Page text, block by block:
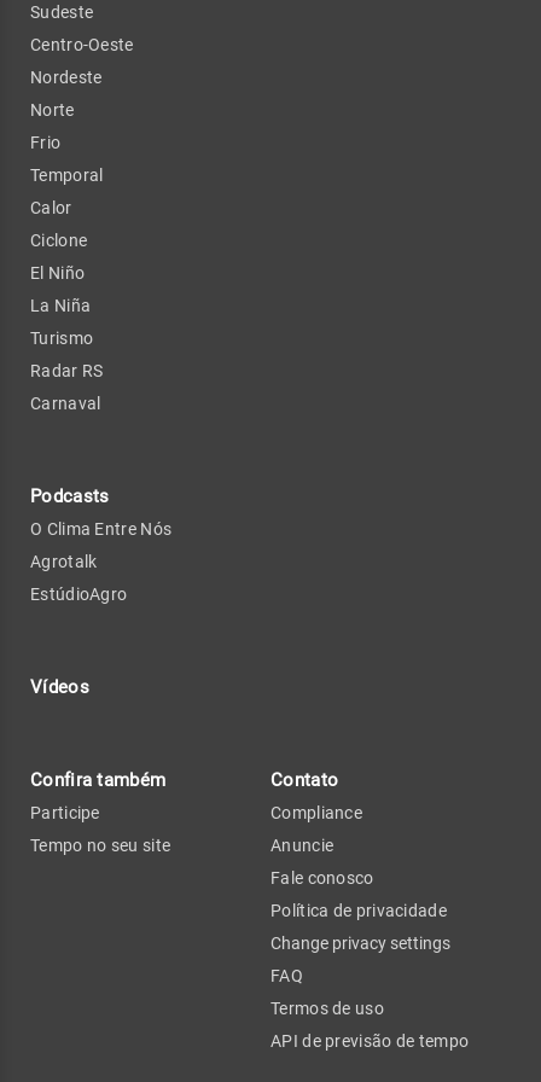
Sudeste
Centro-Oeste
Nordeste
Norte
Frio
Temporal
Calor
Ciclone
El Niño
La Niña
Turismo
Radar RS
Carnaval
Podcasts
O Clima Entre Nós
Agrotalk
EstúdioAgro
Vídeos
Confira também
Participe
Tempo no seu site
Contato
Compliance
Anuncie
Fale conosco
Política de privacidade
Change privacy settings
FAQ
Termos de uso
API de previsão de tempo